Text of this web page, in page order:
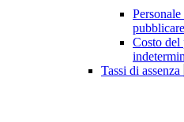
Costo del
Tassi di assenza